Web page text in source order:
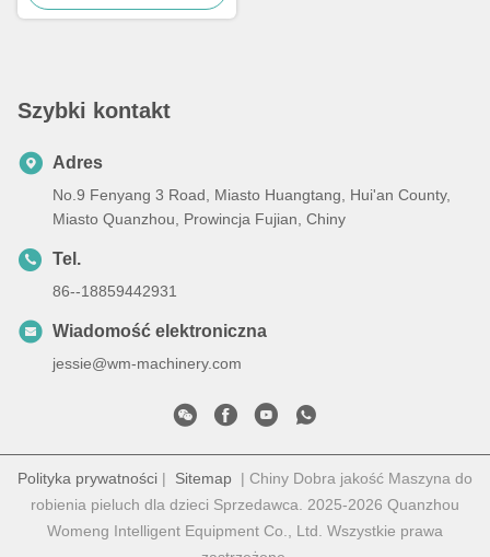
Szybki kontakt
Adres
No.9 Fenyang 3 Road, Miasto Huangtang, Hui'an County,
Miasto Quanzhou, Prowincja Fujian, Chiny
Tel.
86--18859442931
Wiadomość elektroniczna
jessie@wm-machinery.com
Polityka prywatności | Sitemap | Chiny Dobra jakość Maszyna do
robienia pieluch dla dzieci Sprzedawca. 2025-2026 Quanzhou
Womeng Intelligent Equipment Co., Ltd. Wszystkie prawa